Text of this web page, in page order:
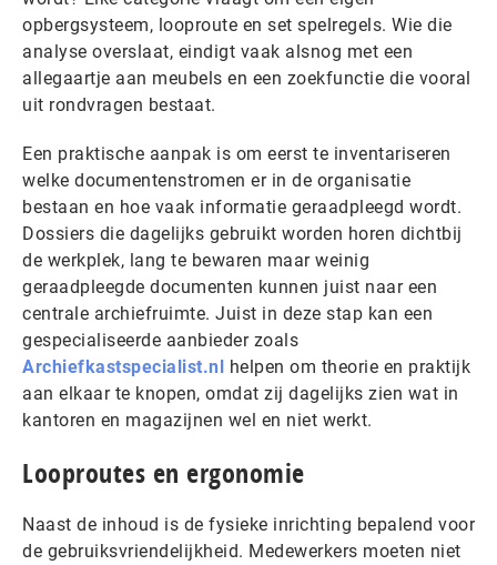
opbergsysteem, looproute en set spelregels. Wie die
analyse overslaat, eindigt vaak alsnog met een
allegaartje aan meubels en een zoekfunctie die vooral
uit rondvragen bestaat.
Een praktische aanpak is om eerst te inventariseren
welke documentenstromen er in de organisatie
bestaan en hoe vaak informatie geraadpleegd wordt.
Dossiers die dagelijks gebruikt worden horen dichtbij
de werkplek, lang te bewaren maar weinig
geraadpleegde documenten kunnen juist naar een
centrale archiefruimte. Juist in deze stap kan een
gespecialiseerde aanbieder zoals
Archiefkastspecialist.nl helpen om theorie en praktijk
aan elkaar te knopen, omdat zij dagelijks zien wat in
kantoren en magazijnen wel en niet werkt.
Looproutes en ergonomie
Naast de inhoud is de fysieke inrichting bepalend voor
de gebruiksvriendelijkheid. Medewerkers moeten niet